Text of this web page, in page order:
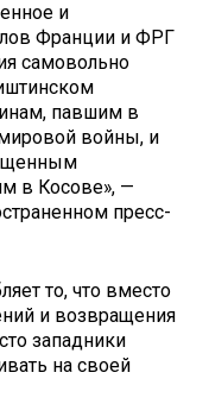
и
Франции и ФРГ
самовольно
павшим в
войны, и
в Косове», —
пресс-
то, что вместо
и возвращения
западники
на своей